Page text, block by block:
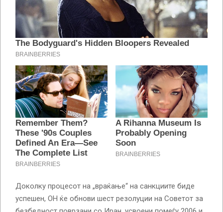
Доколку процесот на „враќање“ на санкциите биде
успешен, ОН ќе обнови шест резолуции на Советот за